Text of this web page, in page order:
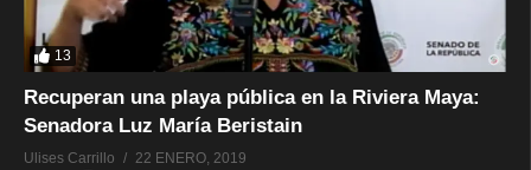
13
Recuperan una playa pública en la Riviera Maya:
Senadora Luz María Beristain
Ulises Carrillo
22 ENERO, 2019